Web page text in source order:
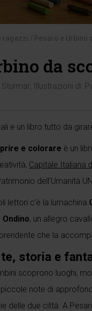
da
; Illustrazioni di:
e un libro tutto da
e colorare è un
Capitale Italiana
dell’Umanità
lettori c’è la lumachina
Ondino, un allegro
che la
storia e
scoprono luoghi,
note di
delle due città. A